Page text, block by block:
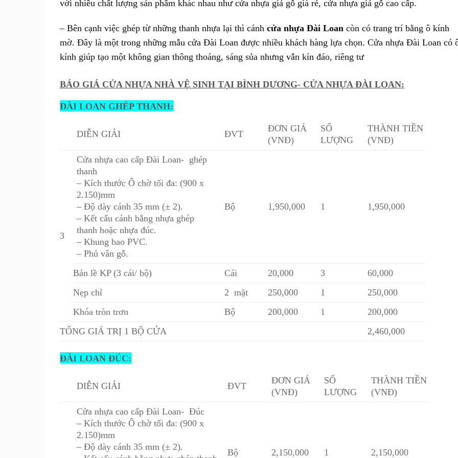
với nhiều chất lượng sản phẩm khác nhau như cửa nhựa giả gỗ giá rẻ, cửa nhựa giả gỗ cao cấp.
– Bên cạnh việc ghép từ những thanh nhựa lại thì cánh cửa nhựa Đài Loan còn có trang trí bằng ô kính
mờ. Đây là một trong những mẫu cửa Đài Loan được nhiều khách hàng lựa chọn. Cửa nhựa Đài Loan có
kính giúp tạo một không gian thông thoáng, sáng sủa nhưng vẫn kín đáo, riêng tư
BÁO GIÁ CỬA NHỰA NHÀ VỆ SINH TẠI BÌNH DƯƠNG- CỬA NHỰA ĐÀI LOAN:
ĐÀI LOAN GHÉP THANH:
DIỄN GIẢI ĐVT
ĐƠN GIÁ
(VNĐ)
SỐ
LƯỢNG
THÀNH TIỀN
(VNĐ)
3
Cửa nhựa cao cấp Đài Loan- ghép
thanh
– Kích thước Ô chờ tối đa: (900 x
2.150)mm
– Độ dày cánh 35 mm (± 2).
– Kết cấu cánh bằng nhựa ghép
thanh hoặc nhựa đúc.
– Khung bao PVC.
– Phủ vân gỗ.
Bộ 1,950,000 1 1,950,000
Bản lề KP (3 cái/ bộ) Cái 20,000 3
60,000
Nẹp chỉ
2 mặt 250,000 1
250,000
Khóa tròn trơn
Bộ 200,000 1
200,000
TỔNG GIÁ TRỊ 1 BỘ CỬA
2,460,000
ĐÀI LOAN ĐÚC:
DIỄN GIẢI ĐVT
ĐƠN GIÁ
(VNĐ)
SỐ
LƯỢNG
THÀNH TIỀN
(VNĐ)
Cửa nhựa cao cấp Đài Loan- Đúc
– Kích thước Ô chờ tối đa: (900 x
2.150)mm
– Độ dày cánh 35 mm (± 2).
Bộ 2,150,000 1 2,150,000